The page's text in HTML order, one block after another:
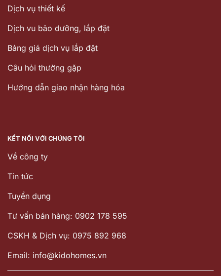
Dịch vụ thiết kế
Dịch vu bảo dưỡng, lắp đặt
Bảng giá dịch vụ lắp đặt
Câu hỏi thường gặp
Hướng dẫn giao nhận hàng hóa
KẾT NỐI VỚI CHÚNG TÔI
Về công ty
Tin tức
Tuyển dụng
Tư vấn bán hàng: 0902 178 595
CSKH & Dịch vụ: 0975 892 968
Email: info@kidohomes.vn